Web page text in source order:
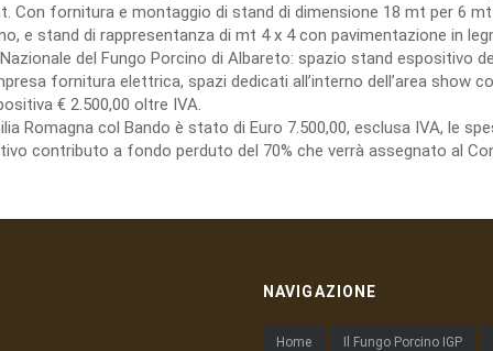
Con fornitura e montaggio di stand di dimensione 18 mt per 6
e stand di rappresentanza di mt 4 x 4 con pavimentazione in
del Fungo Porcino di Albareto: spazio stand espositivo
fornitura elettrica, spazi dedicati all’interno dell’area show
€ 2.500,00 oltre IVA.
Romagna col Bando è stato di Euro 7.500,00, esclusa IVA, le
contributo a fondo perduto del 70% che verrà assegnato al
NAVIGAZIONE
Home Il Fungo Porcino IGP